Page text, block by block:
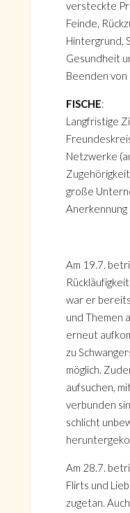
versteckte
Feinde,
Hintergrund,
Gesundheit
Beenden
FISCHE:
Langfristige
Netzwerke
große
Anerkennung
Am 19.7.
war er
und Themen
erneut
zu
möglich.
aufsuchen,
verbunden
schlicht
Am 28.7.
Flirts und
zugetan.